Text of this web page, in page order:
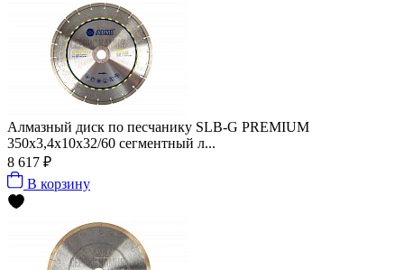
Алмазный диск по песчанику SLB-G PREMIUM
350х3,4х10х32/60 сегментный л...
8 617 ₽
В корзину